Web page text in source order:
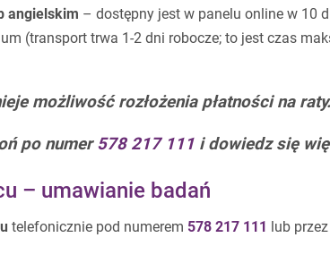
angielskim – dostępny jest w panelu online w 10
(transport trwa 1-2 dni robocze; to jest czas
możliwość rozłożenia płatności na raty.
po numer578 217 111 i dowiedz się
– umawianie badań
telefonicznie pod numerem 578 217 111 lub